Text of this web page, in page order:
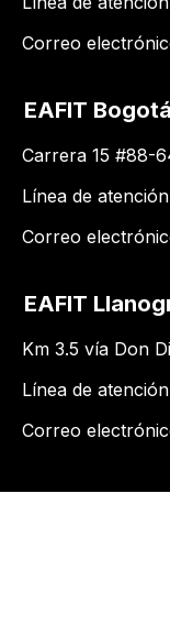
Correo
EAFIT Bogotá
Carrera 15 #88-
Línea de
Correo
EAFIT
Km 3.5 vía Don
Línea de
Correo